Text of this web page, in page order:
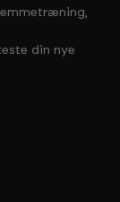
din nye